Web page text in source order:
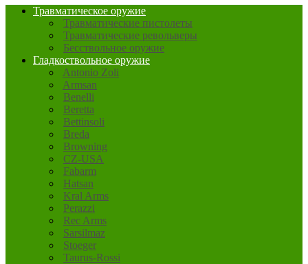
Травматическое оружие
Травматические пистолеты
Травматические револьверы
Бесствольное оружие
Гладкоствольное оружие
Antonio Zoli
Armsan
Benelli
Beretta
Bettinsoli
Breda
Browning
CZ-USA
Fabarm
Hatsan
Kral Arms
Perazzi
Rec Arms
Sarsilmaz
Stoeger
Taurus-Rossi